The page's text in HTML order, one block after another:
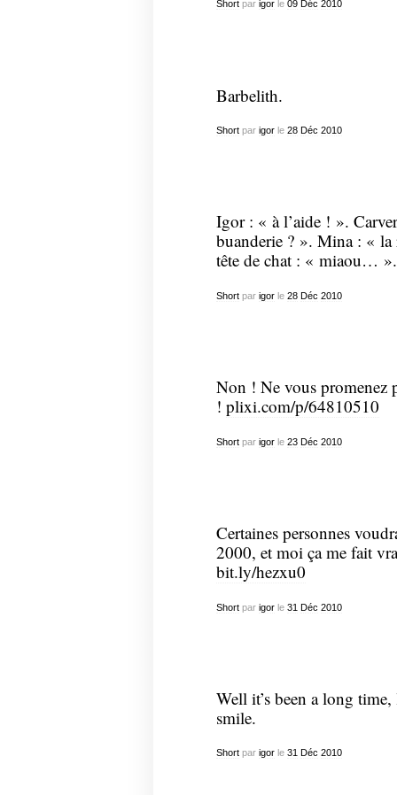
Shortpar igorle 09 Déc 2010
Barbelith.
Shortpar igorle 28 Déc 2010
Igor : « à l’aide ! ».
buanderie ? ». Mina : «
tête de chat : « miaou… ».
Shortpar igorle 28 Déc 2010
Non ! Ne vous promenez
! plixi.com/p/64810510
Shortpar igorle 23 Déc 2010
Certaines personnes
2000, et moi ça me fait
bit.ly/hezxu0
Shortpar igorle 31 Déc 2010
Well it’s been a long
smile.
Shortpar igorle 31 Déc 2010